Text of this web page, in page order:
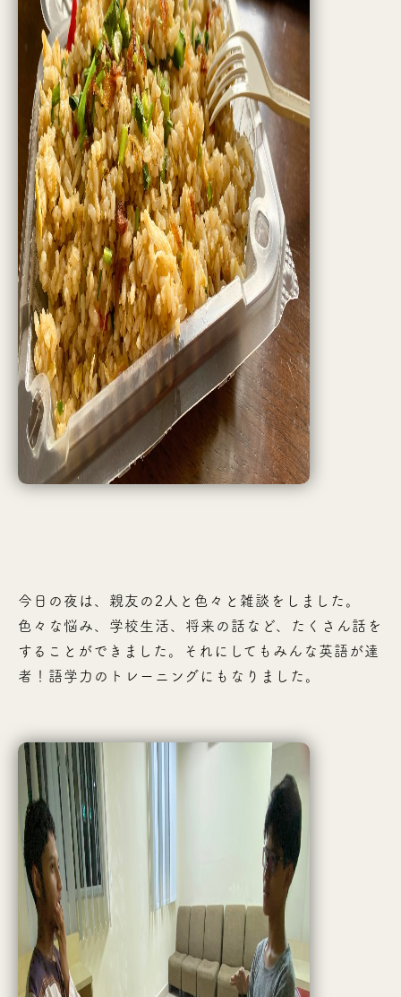
今日の夜は、親友の2人と色々と雑談をしました。
色々な悩み、学校生活、将来の話など、たくさん話を
することができました。それにしてもみんな英語が達
者！語学力のトレーニングにもなりました。